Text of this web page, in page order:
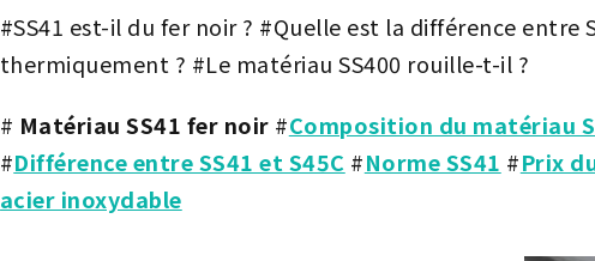
#SS41 est-il du fer noir ? #Quelle est la différence entre
thermiquement ? #Le matériau SS400 rouille-t-il ?
# Matériau SS41 fer noir #Composition du matériau
#Différence entre SS41 et S45C #Norme SS41 #Prix
acier inoxydable